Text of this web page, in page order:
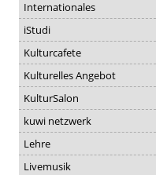
Internationales
iStudi
Kulturcafete
Kulturelles Angebot
KulturSalon
kuwi netzwerk
Lehre
Livemusik